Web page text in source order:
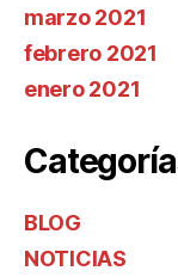
marzo 2021
febrero 2021
enero 2021
BLOG
NOTICIAS